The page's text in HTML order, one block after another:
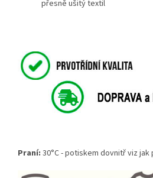
přesně ušitý textil
Praní: 30°C - potiskem dovnitř viz jak